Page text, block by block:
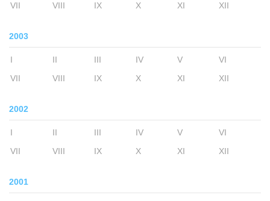
VII
VIII IX X XI XII
2003
I II III IV V
VI
VII
VIII IX X XI XII
2002
I II III IV V
VI
VII
VIII IX X XI XII
2001